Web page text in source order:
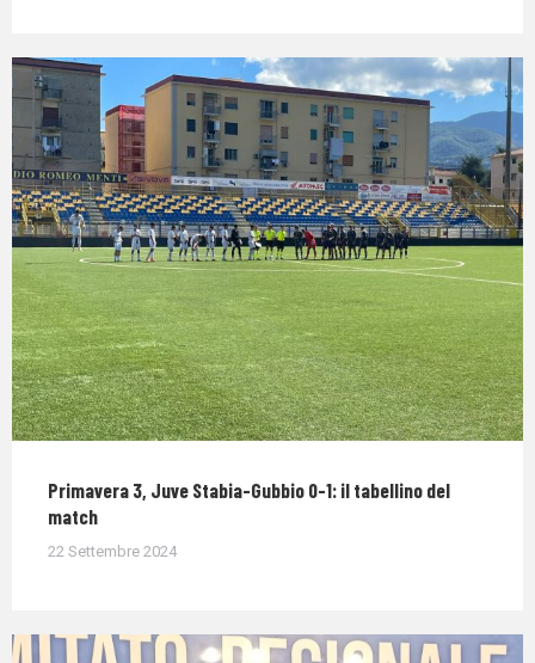
Primavera 3, Juve Stabia-Gubbio 0-1: il tabellino del
match
22 Settembre 2024